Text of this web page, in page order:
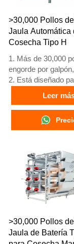
estiércol, cosecha
5. Nuestra
24 horas, el número
What’sApp es
+8618830120193
>30,000 Pollos
Jaula Automática
Cosecha Tipo H
1. Más de 30,000
engorde por
2. Está diseñado
de pollos de
45 días de edad
mercado.
3. Su vida útil es de
20 años.
24 horas, el número
What’sApp es
+8618830120193,
8111199996.
Leer
>30,000 Pollos
Jaula de Batería